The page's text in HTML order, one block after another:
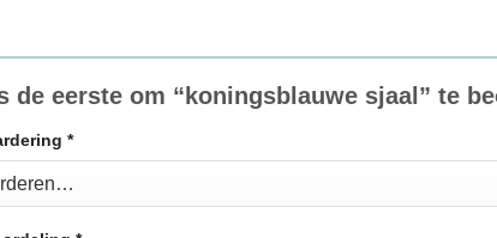
de eerste om “koningsblauwe sjaal” te
*